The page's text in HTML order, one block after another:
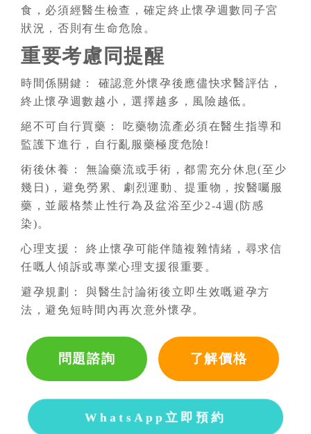
食，必須經醫生檢查，確定終止懷孕週數同子宮
狀況，否則有生命危險。
重要考慮同提醒
時間係關鍵： 確認意外懷孕後應儘快求醫評估，
終止懷孕週數越小，選擇越多，風險越低。
絕不可自行買藥： 吃藥物流產必須在醫生指導和
監護下進行，自行亂服藥極度危險!
術後休養： 無論藥流或手術，都需充分休息(至少
幾日)，避免勞累、劇烈運動、提重物，按醫囑服
藥，並嚴格禁止性行為及盆浴至少2-4週(防感
染)。
心理支援： 終止懷孕可能伴隨複雜情緒，尋求信
任嘅人傾訴或專業心理支援很重要。
避孕規劃： 與醫生討論術後立即生效嘅避孕方
法，避免短時間內再次意外懷孕。
問題諮詢 了解價格
WhatsApp立即預約